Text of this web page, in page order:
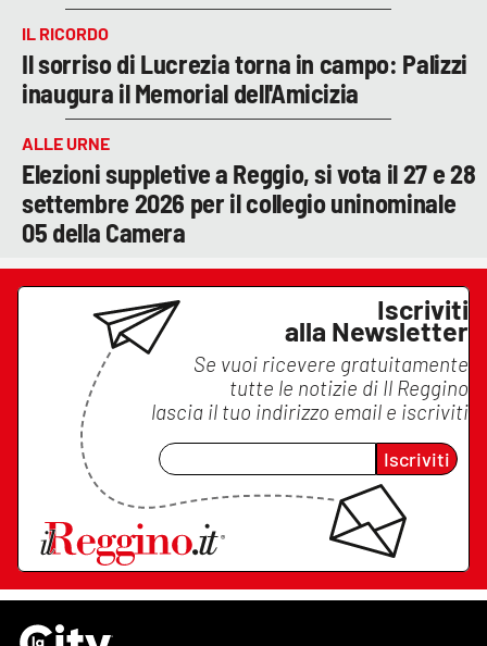
IL RICORDO
Il sorriso di Lucrezia torna in campo: Palizzi
inaugura il Memorial dell'Amicizia
ALLE URNE
Elezioni suppletive a Reggio, si vota il 27 e 28
settembre 2026 per il collegio uninominale
05 della Camera
Iscriviti
alla Newsletter
Se vuoi ricevere gratuitamente
tutte le notizie di Il Reggino
lascia il tuo indirizzo email e iscriviti
Iscriviti